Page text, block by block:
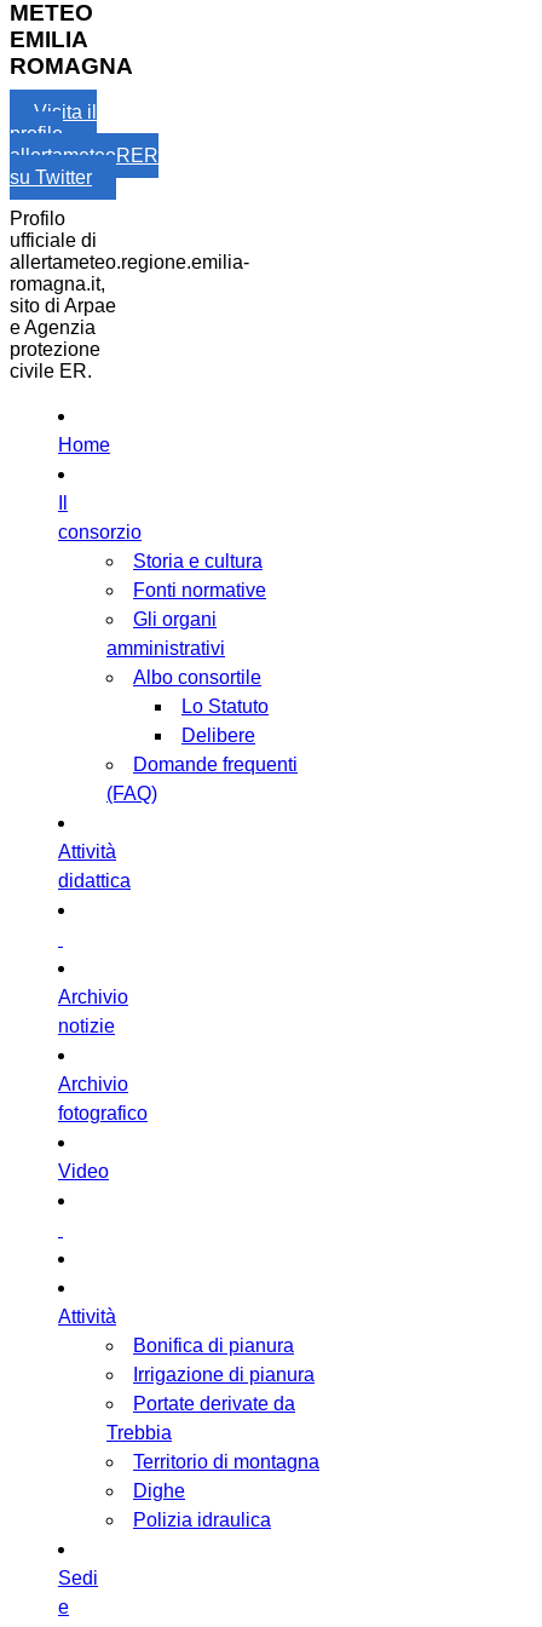
METEO
EMILIA
ROMAGNA
Visita il
profilo
allertameteoRER
su Twitter
Profilo
ufficiale di
allertameteo.regione.emilia-
romagna.it,
sito di Arpae
e Agenzia
protezione
civile ER.
Home
consorzio
Storia e cultura
Fonti normative
Gli organi
amministrativi
Albo consortile
Lo Statuto
Delibere
Domande frequenti
(FAQ)
Attività
didattica
Archivio
notizie
Archivio
fotografico
Video
Attività
Bonifica di pianura
Irrigazione di pianura
Portate derivate da
Trebbia
Territorio di montagna
Dighe
Polizia idraulica
Sedi
e